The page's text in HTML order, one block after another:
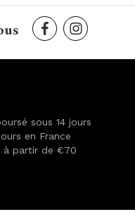
sous 14 jours
en France
à partir de €70